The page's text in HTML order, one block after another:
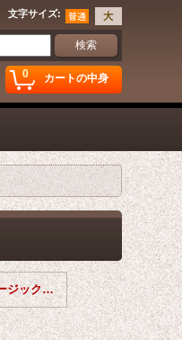
文字サイズ:
0 カートの中身
マイスターミュージックレーベル